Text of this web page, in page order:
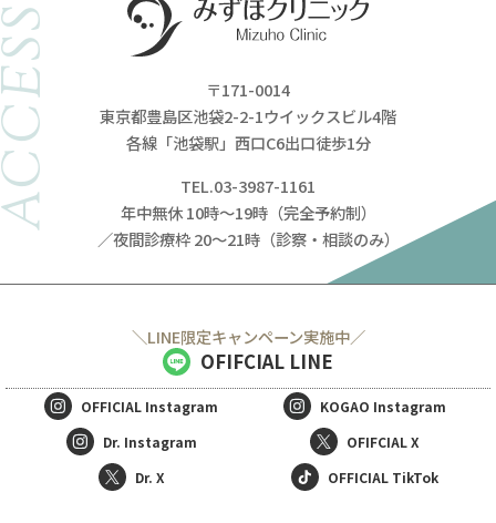
〒171-0014
東京都豊島区池袋2-2-1ウイックスビル4階
各線「池袋駅」西口C6出口徒歩1分
TEL.03-3987-1161
年中無休 10時～19時（完全予約制）
／夜間診療枠 20～21時（診察・相談のみ）
＼LINE限定キャンペーン実施中／
OFIFCIAL LINE
OFFICIAL Instagram KOGAO Instagram
Dr. Instagram
OFIFCIAL X
Dr. X
OFFICIAL TikTok